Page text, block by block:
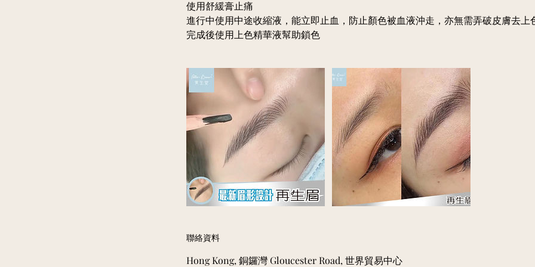
使用舒緩膏止痛
進行中使用中途收縮液，能立即止血，防止顏色被血液沖走，亦無需弄破皮膚去上
聯絡資料
Hong Kong, 銅鑼灣 Gloucester Road, 世界貿易中心